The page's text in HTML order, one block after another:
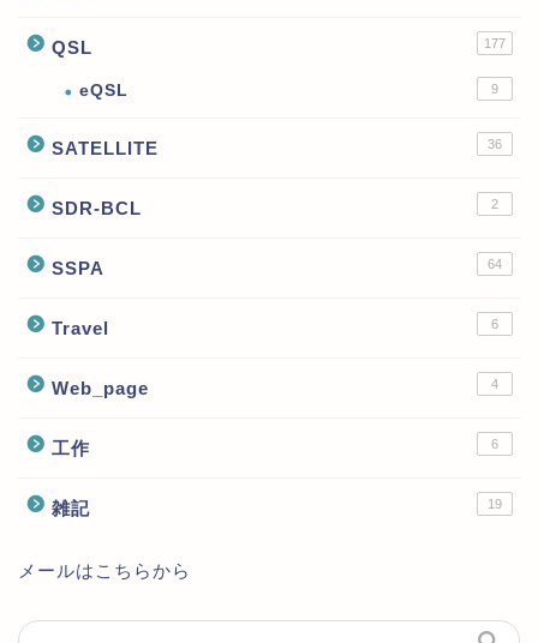
QSL 177
eQSL 9
SATELLITE 36
SDR-BCL 2
SSPA 64
Travel 6
Web_page 4
工作 6
雑記 19
メールはこちらから